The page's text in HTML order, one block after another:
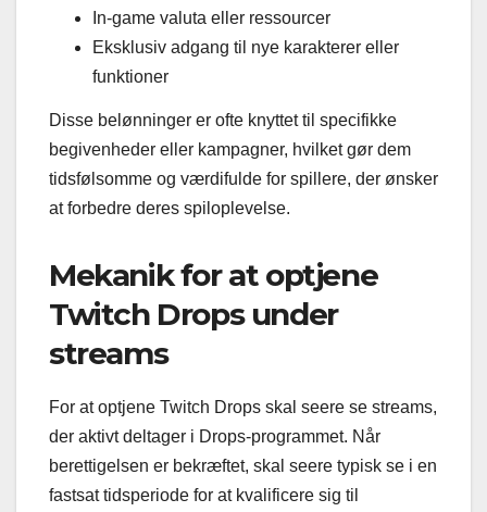
In-game valuta eller ressourcer
Eksklusiv adgang til nye karakterer eller
funktioner
Disse belønninger er ofte knyttet til specifikke
begivenheder eller kampagner, hvilket gør dem
tidsfølsomme og værdifulde for spillere, der ønsker
at forbedre deres spiloplevelse.
Mekanik for at optjene
Twitch Drops under
streams
For at optjene Twitch Drops skal seere se streams,
der aktivt deltager i Drops-programmet. Når
berettigelsen er bekræftet, skal seere typisk se i en
fastsat tidsperiode for at kvalificere sig til